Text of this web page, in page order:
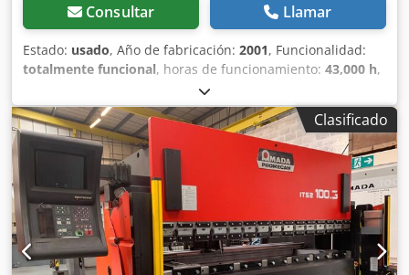
Consultar Llamar
Estado: usado, Año de fabricación: 2001, Funcionalidad:
totalmente funcional, horas de funcionamiento: 43,000 h,
Se vende láser TRUMPF L3030. AÑO 2001. EQUIPADO CON
LIFTMASTER+ Y SISTEMA DE CARGA Y DESCARGA.
POTENCIA DE 3000 WATT. FORMATO 3000X1500.
Chsdpfszq R D Sjx Akbsa TURBINA MAGNÉTICA. CONTROL
Clasificado